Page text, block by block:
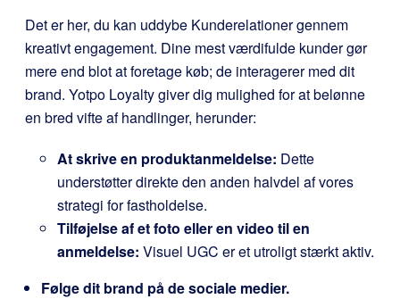
Det er her, du kan uddybe Kunderelationer gennem
kreativt engagement. Dine mest værdifulde kunder gør
mere end blot at foretage køb; de interagerer med dit
brand. Yotpo Loyalty giver dig mulighed for at belønne
en bred vifte af handlinger, herunder:
At skrive en produktanmeldelse: Dette
understøtter direkte den anden halvdel af vores
strategi for fastholdelse.
Tilføjelse af et foto eller en video til en
anmeldelse: Visuel UGC er et utroligt stærkt aktiv.
Følge dit brand på de sociale medier.